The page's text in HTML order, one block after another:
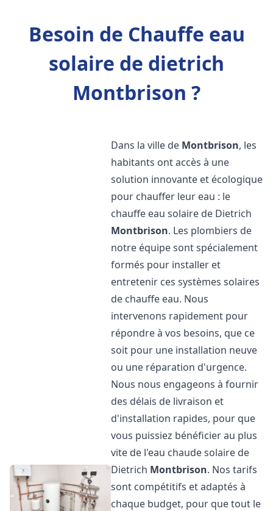
Besoin de Chauffe eau
solaire de dietrich
Montbrison ?
Dans la ville de Montbrison, les
habitants ont accès à une
solution innovante et écologique
pour chauffer leur eau : le
chauffe eau solaire de Dietrich
Montbrison. Les plombiers de
notre équipe sont spécialement
formés pour installer et
entretenir ces systèmes solaires
de chauffe eau. Nous
intervenons rapidement pour
répondre à vos besoins, que ce
soit pour une installation neuve
ou une réparation d'urgence.
Nous nous engageons à fournir
des délais de livraison et
d'installation rapides, pour que
vous puissiez bénéficier au plus
vite de l'eau chaude solaire de
Dietrich Montbrison. Nos tarifs
sont compétitifs et adaptés à
chaque budget, pour que tout le